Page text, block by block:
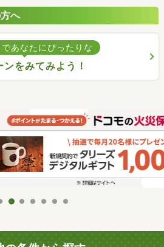
へ
あなたにぴったりな
ンをみてみよう！